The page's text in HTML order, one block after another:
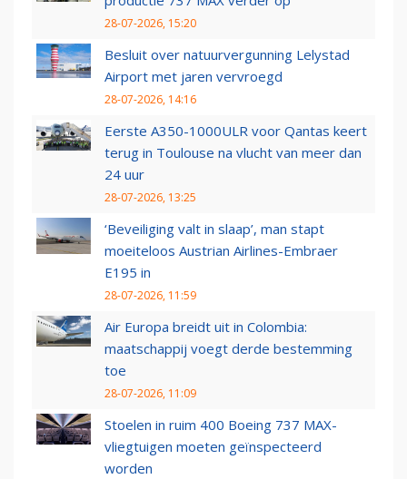
28-07-2026, 15:20
Besluit over natuurvergunning Lelystad
Airport met jaren vervroegd
28-07-2026, 14:16
Eerste A350-1000ULR voor Qantas keert
terug in Toulouse na vlucht van meer dan
24 uur
28-07-2026, 13:25
‘Beveiliging valt in slaap’, man stapt
moeiteloos Austrian Airlines-Embraer
E195 in
28-07-2026, 11:59
Air Europa breidt uit in Colombia:
maatschappij voegt derde bestemming
toe
28-07-2026, 11:09
Stoelen in ruim 400 Boeing 737 MAX-
vliegtuigen moeten geïnspecteerd
worden